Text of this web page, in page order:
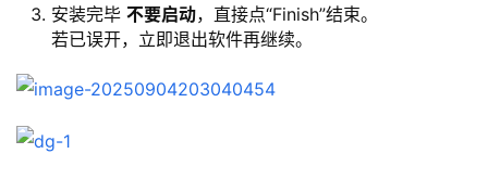
安装完毕 不要启动，直接点“Finish”结束。
若已误开，立即退出软件再继续。